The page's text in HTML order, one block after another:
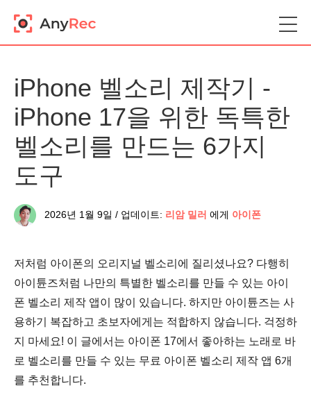
iPhone 벨소리 제작기 -
iPhone 17을 위한 독특한
벨소리를 만드는 6가지
도구
2026년 1월 9일 / 업데이트: 리암 밀러 에게 아이폰
저처럼 아이폰의 오리지널 벨소리에 질리셨나요? 다행히
아이튠즈처럼 나만의 특별한 벨소리를 만들 수 있는 아이
폰 벨소리 제작 앱이 많이 있습니다. 하지만 아이튠즈는 사
용하기 복잡하고 초보자에게는 적합하지 않습니다. 걱정하
지 마세요! 이 글에서는 아이폰 17에서 좋아하는 노래로 바
로 벨소리를 만들 수 있는 무료 아이폰 벨소리 제작 앱 6개
를 추천합니다.